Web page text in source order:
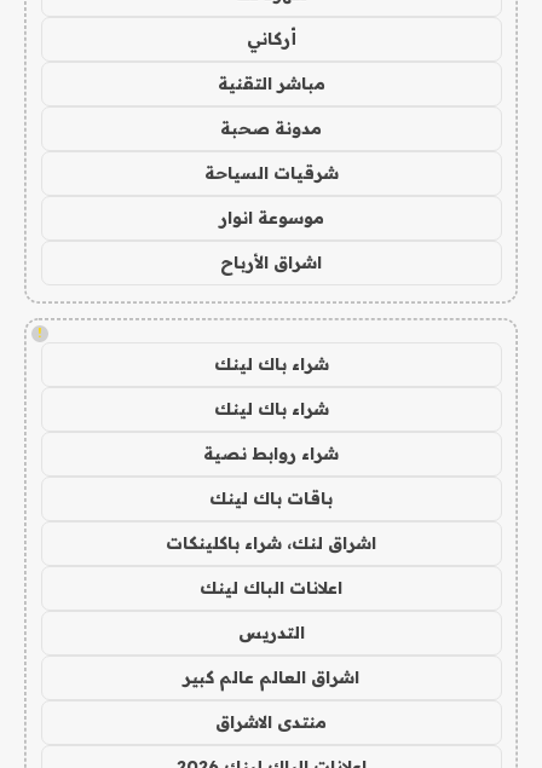
أركاني
مباشر التقنية
مدونة صحبة
شرقيات السياحة
موسوعة انوار
اشراق الأرباح
!
شراء باك لينك
شراء باك لينك
شراء روابط نصية
باقات باك لينك
اشراق لنك، شراء باكلينكات
اعلانات الباك لينك
التدريس
اشراق العالم عالم كبير
منتدى الاشراق